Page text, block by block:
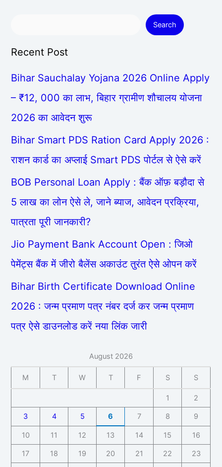
Search
Recent Post
Bihar Sauchalay Yojana 2026 Online Apply
– ₹12, 000 का लाभ, बिहार ग्रामीण शौचालय योजना
2026 का आवेदन शुरू
Bihar Smart PDS Ration Card Apply 2026 :
राशन कार्ड का अप्लाई Smart PDS पोर्टल से ऐसे करें
BOB Personal Loan Apply : बैंक ऑफ़ बड़ौदा से
5 लाख का लोन ऐसे ले, जाने ब्याज, आवेदन प्रक्रिया,
पात्रता पूरी जानकारी?
Jio Payment Bank Account Open : जिओ
पेमेंट्स बैंक में जीरो बैलेंस अकाउंट तुरंत ऐसे ओपन करें
Bihar Birth Certificate Download Online
2026 : जन्म प्रमाण पत्र नंबर दर्ज कर जन्म प्रमाण
पत्र ऐसे डाउनलोड करें नया लिंक जारी
August 2026
M T W T F S S
1 2
3 4 5 6 7 8 9
10 11 12 13 14 15 16
17 18 19 20 21 22 23